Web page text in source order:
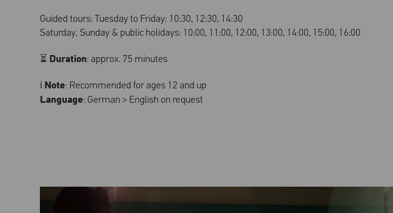
Guided tours: Tuesday to Friday: 10:30, 12:30, 14:30
Saturday, Sunday & public holidays: 10:00, 11:00, 12:00, 13:00, 14:00, 15:00, 16:00
⏳ Duration: approx. 75 minutes
ℹ️ Note: Recommended for ages 12 and up
Language: German > English on request